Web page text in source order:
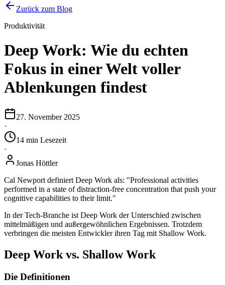
Zurück zum Blog
Produktivität
Deep Work: Wie du echten
Fokus in einer Welt voller
Ablenkungen findest
27. November 2025
·
14 min Lesezeit
·
Jonas Höttler
Cal Newport definiert Deep Work als: "Professional activities
performed in a state of distraction-free concentration that push your
cognitive capabilities to their limit."
In der Tech-Branche ist Deep Work der Unterschied zwischen
mittelmäßigen und außergewöhnlichen Ergebnissen. Trotzdem
verbringen die meisten Entwickler ihren Tag mit Shallow Work.
Deep Work vs. Shallow Work
Die Definitionen